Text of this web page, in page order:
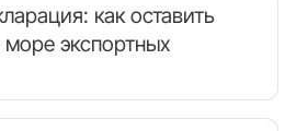
как оставить
море экспортных